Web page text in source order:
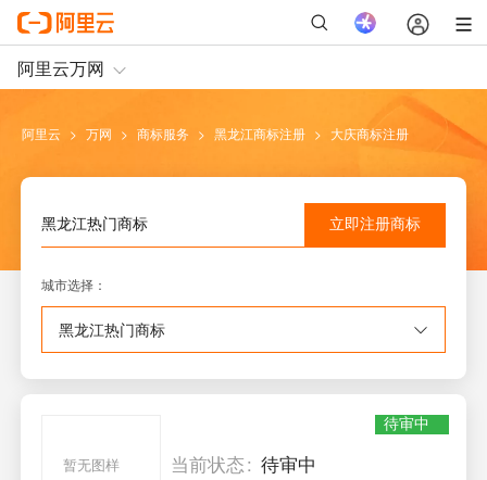
阿里云 > 万网 > 商标服务 > 黑龙江商标注册 > 大庆商标注册
黑龙江热门商标 立即注册商标
城市选择 ：
黑龙江热门商标
暂无图样
待审中
当前状态
待审中